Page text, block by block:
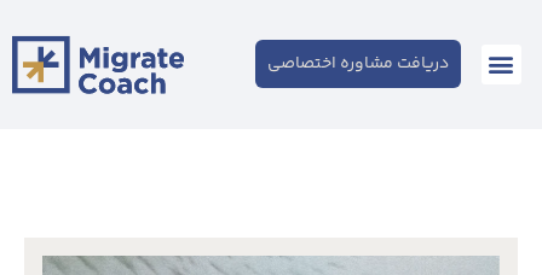
دریافت مشاوره اختصاصی